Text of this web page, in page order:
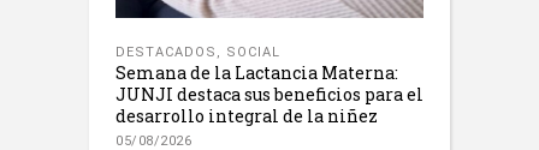
DESTACADOS SOCIAL
Semana de la Lactancia Materna:
JUNJI destaca sus beneficios para el
desarrollo integral de la niñez
05/08/2026